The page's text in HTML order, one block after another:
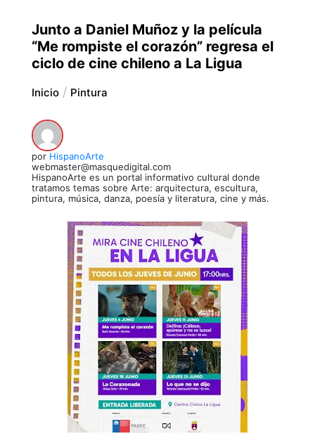
Junto a Daniel Muñoz y la película
“Me rompiste el corazón” regresa el
ciclo de cine chileno a La Ligua
Inicio Pintura
por HispanoArte
webmaster@masquedigital.com
HispanoArte es un portal informativo cultural donde
tratamos temas sobre Arte: arquitectura, escultura,
pintura, música, danza, poesía y literatura, cine y más.